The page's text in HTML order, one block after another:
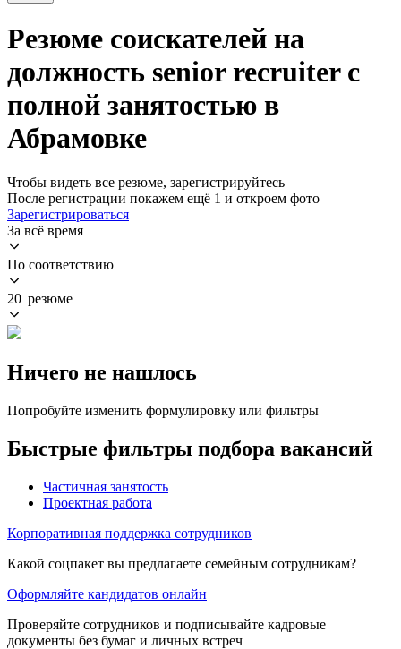
Резюме соискателей на
должность senior recruiter с
полной занятостью в
Абрамовке
Чтобы видеть все резюме, зарегистрируйтесь
После регистрации покажем ещё 1 и откроем фото
Зарегистрироваться
За всё время
По соответствию
20 резюме
Ничего не нашлось
Попробуйте изменить формулировку или фильтры
Быстрые фильтры подбора вакансий
Частичная занятость
Проектная работа
Корпоративная поддержка сотрудников
Какой соцпакет вы предлагаете семейным сотрудникам?
Оформляйте кандидатов онлайн
Проверяйте сотрудников и подписывайте кадровые
документы без бумаг и личных встреч